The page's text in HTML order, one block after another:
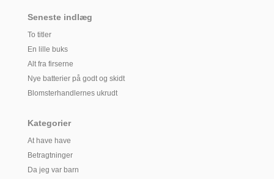
Seneste indlæg
To titler
En lille buks
Alt fra firserne
Nye batterier på godt og skidt
Blomsterhandlernes ukrudt
Kategorier
At have have
Betragtninger
Da jeg var barn